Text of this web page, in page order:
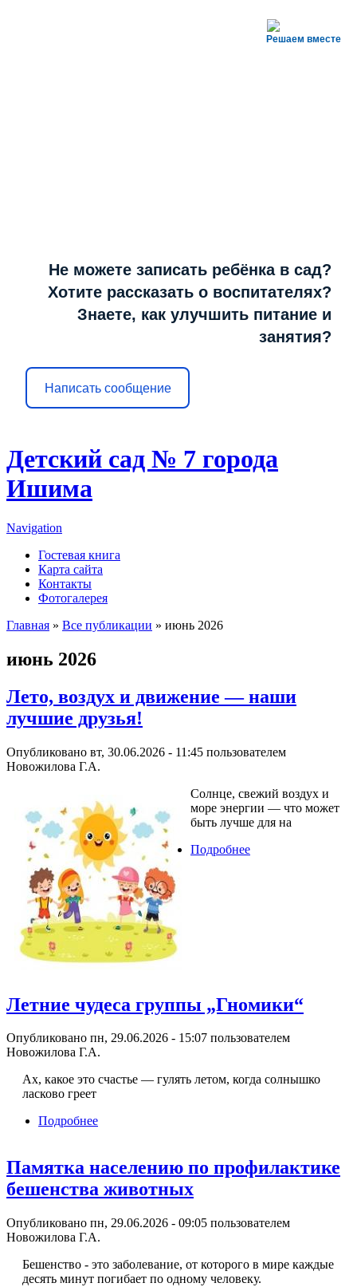
Решаем вместе
Не можете записать ребёнка в сад?
Хотите рассказать о воспитателях?
Знаете, как улучшить питание и
занятия?
Написать сообщение
Детский сад № 7 города
Ишима
Navigation
Гостевая книга
Карта сайта
Контакты
Фотогалерея
Главная » Все публикации » июнь 2026
июнь 2026
Лето, воздух и движение — наши
лучшие друзья!
Опубликовано вт, 30.06.2026 - 11:45 пользователем
Новожилова Г.А.
Солнце, свежий воздух и
море энергии — что может
быть лучше для на
Подробнее
Летние чудеса группы „Гномики“
Опубликовано пн, 29.06.2026 - 15:07 пользователем
Новожилова Г.А.
Ах, какое это счастье — гулять летом, когда солнышко
ласково греет
Подробнее
Памятка населению по профилактике
бешенства животных
Опубликовано пн, 29.06.2026 - 09:05 пользователем
Новожилова Г.А.
Бешенство - это заболевание, от которого в мире каждые
десять минут погибает по одному человеку.